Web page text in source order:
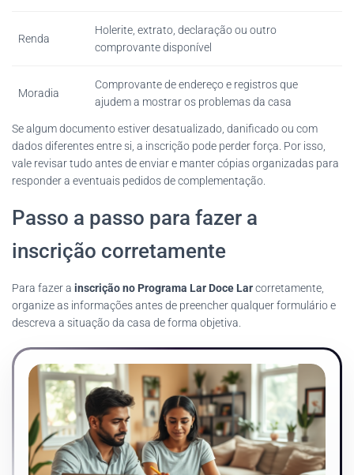
Renda
Holerite, extrato, declaração ou outro
comprovante disponível
Moradia
Comprovante de endereço e registros que
ajudem a mostrar os problemas da casa
Se algum documento estiver desatualizado, danificado ou com
dados diferentes entre si, a inscrição pode perder força. Por isso,
vale revisar tudo antes de enviar e manter cópias organizadas para
responder a eventuais pedidos de complementação.
Passo a passo para fazer a
inscrição corretamente
Para fazer a inscrição no Programa Lar Doce Larcorretamente,
organize as informações antes de preencher qualquer formulário e
descreva a situação da casa de forma objetiva.